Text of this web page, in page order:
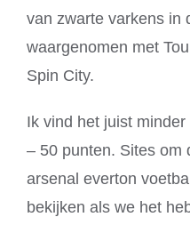
van zwarte varkens in
waargenomen met
Spin City.
Ik vind het juist
– 50 punten. Sites om
arsenal everton
bekijken als we het